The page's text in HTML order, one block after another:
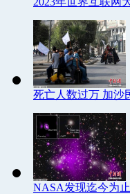
死亡人数过万 加沙
NASA发现迄今为